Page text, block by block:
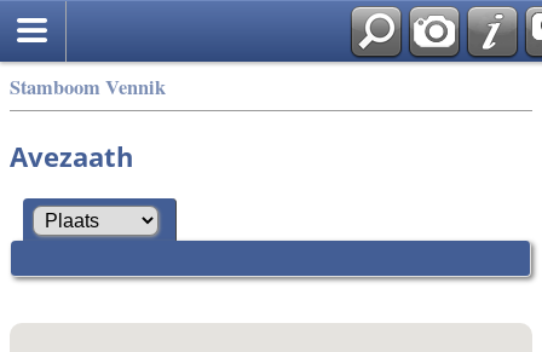
Stamboom Vennik
Avezaath